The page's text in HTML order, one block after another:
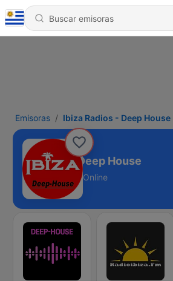
Emisoras Ibiza Radios - Deep House
Ibiza Radios - Deep House
Online